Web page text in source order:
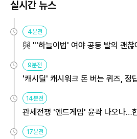
실시간 뉴스
4분전
與 "'하늘이법' 여야 공동 발의 괜
9분전
'캐시딜' 캐시워크 돈 버는 퀴즈, 정
14분전
관세전쟁 '엔드게임' 윤곽 나오나…
17분전